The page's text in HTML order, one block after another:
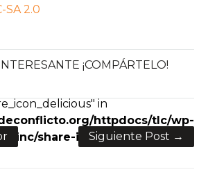
SA 2.0
¡COMPÁRTELO!
in
httpdocs/tlc/wp-
inc/share-icons.phpon line28
Siguiente Post →